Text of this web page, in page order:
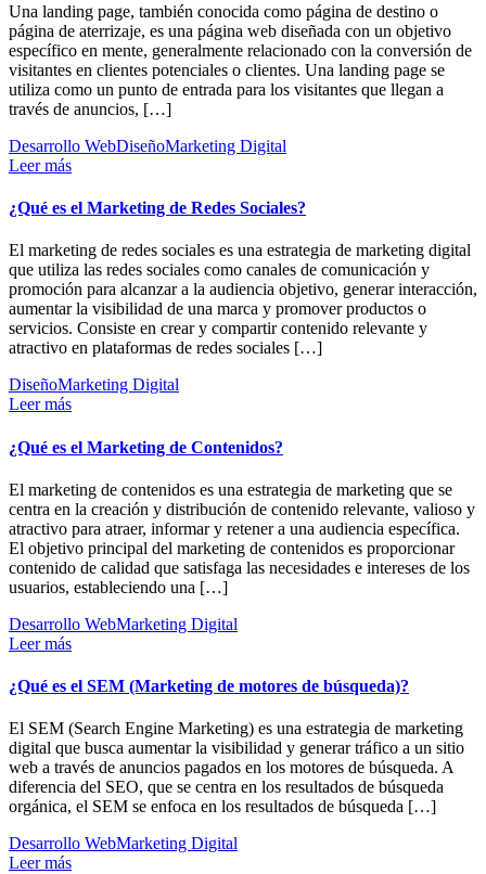
Una landing page, también conocida como página de destino o
página de aterrizaje, es una página web diseñada con un objetivo
específico en mente, generalmente relacionado con la conversión de
visitantes en clientes potenciales o clientes. Una landing page se
utiliza como un punto de entrada para los visitantes que llegan a
través de anuncios, […]
Desarrollo WebDiseñoMarketing Digital
Leer más
¿Qué es el Marketing de Redes Sociales?
El marketing de redes sociales es una estrategia de marketing digital
que utiliza las redes sociales como canales de comunicación y
promoción para alcanzar a la audiencia objetivo, generar interacción,
aumentar la visibilidad de una marca y promover productos o
servicios. Consiste en crear y compartir contenido relevante y
atractivo en plataformas de redes sociales […]
DiseñoMarketing Digital
Leer más
¿Qué es el Marketing de Contenidos?
El marketing de contenidos es una estrategia de marketing que se
centra en la creación y distribución de contenido relevante, valioso y
atractivo para atraer, informar y retener a una audiencia específica.
El objetivo principal del marketing de contenidos es proporcionar
contenido de calidad que satisfaga las necesidades e intereses de los
usuarios, estableciendo una […]
Desarrollo WebMarketing Digital
Leer más
¿Qué es el SEM (Marketing de motores de búsqueda)?
El SEM (Search Engine Marketing) es una estrategia de marketing
digital que busca aumentar la visibilidad y generar tráfico a un sitio
web a través de anuncios pagados en los motores de búsqueda. A
diferencia del SEO, que se centra en los resultados de búsqueda
orgánica, el SEM se enfoca en los resultados de búsqueda […]
Desarrollo WebMarketing Digital
Leer más